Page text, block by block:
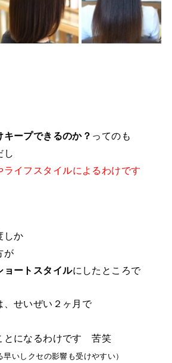
ープできるのか？ ってのも
し
ライフスタイルによるわけです
しか
が
ョートスタイルにしたところで
、せいぜい２ヶ月で
とになるわけです 苦笑
早いし クセの影響も受けやすい）